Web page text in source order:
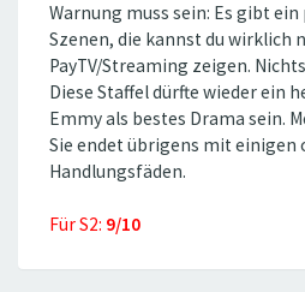
Warnung muss sein: Es gibt
Szenen, die kannst du wirklich
PayTV/Streaming zeigen.
Diese Staffel dürfte wieder ein
Emmy als bestes Drama sein.
Sie endet übrigens mit einigen
Handlungsfäden.
Für S2: 9/10